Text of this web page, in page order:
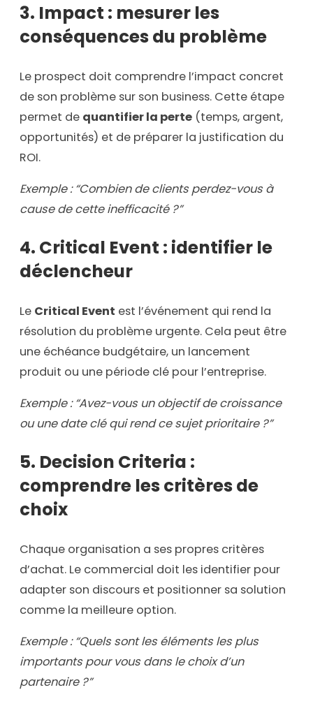
3. Impact : mesurer les
conséquences du problème
Le prospect doit comprendre l’impact concret
de son problème sur son business. Cette étape
permet de quantifier la perte (temps, argent,
opportunités) et de préparer la justification du
ROI.
Exemple : “Combien de clients perdez-vous à
cause de cette inefficacité ?”
4. Critical Event : identifier le
déclencheur
Le Critical Event est l’événement qui rend la
résolution du problème urgente. Cela peut être
une échéance budgétaire, un lancement
produit ou une période clé pour l’entreprise.
Exemple : “Avez-vous un objectif de croissance
ou une date clé qui rend ce sujet prioritaire ?”
5. Decision Criteria :
comprendre les critères de
choix
Chaque organisation a ses propres critères
d’achat. Le commercial doit les identifier pour
adapter son discours et positionner sa solution
comme la meilleure option.
Exemple : “Quels sont les éléments les plus
importants pour vous dans le choix d’un
partenaire ?”